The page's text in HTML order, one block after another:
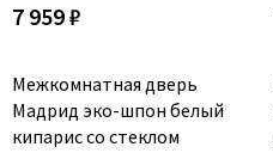
7 959 ₽
Межкомнатная дверь
Мадрид эко-шпон белый
кипарис со стеклом